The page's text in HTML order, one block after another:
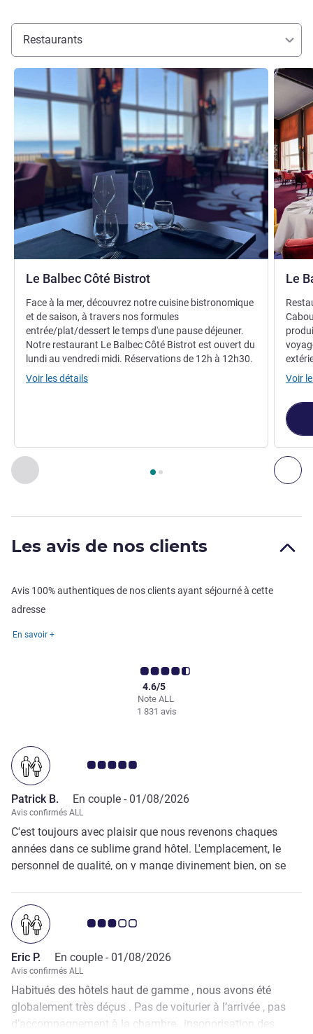
Restaurants
Précédent - Restaurant
Page , Restaurant 1 : Le Balbec Côté Bistrot ,
Le Balbec Côté Bistrot
Voir les détails
Face à la mer, découvrez notre cuisine bistronomique
et de saison, à travers nos formules
entrée/plat/dessert le temps d'une pause déjeuner.
Notre restaurant Le Balbec Côté Bistrot est ouvert du
lundi au vendredi midi. Réservations de 12h à 12h30.
Voir les détails
Le
Voir les
Voir
Les avis de nos clients
Avis 100% authentiques de nos clients ayant séjourné à cette
adresse
En savoir +
Note ALL
4.6/5
1 831 avis
Note Avis clients 5.0/5
Patrick B. En couple - 01/08/2026
Avis confirmés ALL
C'est toujours avec plaisir que nous revenons chaques
années dans ce sublime grand hôtel. L'emplacement, le
personnel de qualité, on y mange divinement bien, on se
Note Avis clients 3.0/5
Eric P. En couple - 01/08/2026
Avis confirmés ALL
Habitués des hôtels haut de gamme , nous avons été
globalement très déçus . Pas de voiturier à l’arrivée , pas
d’accompagnement à la chambre , insonorisation des